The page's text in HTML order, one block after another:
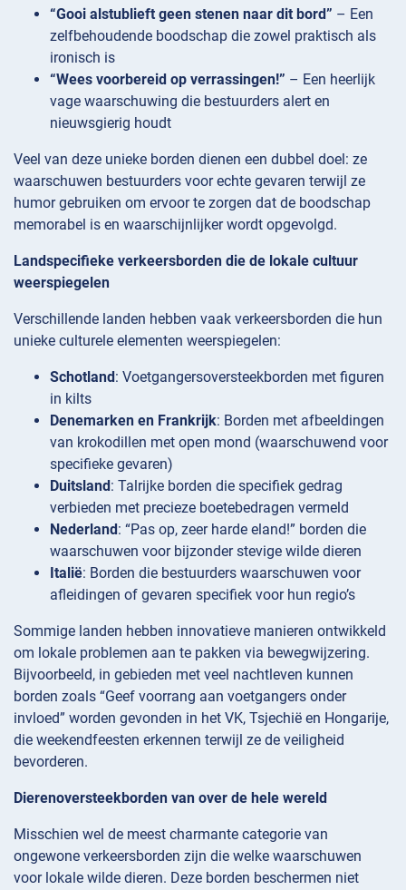
“Gooi alstublieft geen stenen naar dit bord” – Een
zelfbehoudende boodschap die zowel praktisch als
ironisch is
“Wees voorbereid op verrassingen!” – Een heerlijk
vage waarschuwing die bestuurders alert en
nieuwsgierig houdt
Veel van deze unieke borden dienen een dubbel doel: ze
waarschuwen bestuurders voor echte gevaren terwijl ze
humor gebruiken om ervoor te zorgen dat de boodschap
memorabel is en waarschijnlijker wordt opgevolgd.
Landspecifieke verkeersborden die de lokale cultuur
weerspiegelen
Verschillende landen hebben vaak verkeersborden die hun
unieke culturele elementen weerspiegelen:
Schotland : Voetgangersoversteekborden met figuren
in kilts
Denemarken en Frankrijk: Borden met afbeeldingen
van krokodillen met open mond (waarschuwend voor
specifieke gevaren)
Duitsland : Talrijke borden die specifiek gedrag
verbieden met precieze boetebedragen vermeld
Nederland : “Pas op, zeer harde eland!” borden die
waarschuwen voor bijzonder stevige wilde dieren
Italië: Borden die bestuurders waarschuwen voor
afleidingen of gevaren specifiek voor hun regio’s
Sommige landen hebben innovatieve manieren ontwikkeld
om lokale problemen aan te pakken via bewegwijzering.
Bijvoorbeeld, in gebieden met veel nachtleven kunnen
borden zoals “Geef voorrang aan voetgangers onder
invloed” worden gevonden in het VK, Tsjechië en Hongarije,
die weekendfeesten erkennen terwijl ze de veiligheid
bevorderen.
Dierenoversteekborden van over de hele wereld
Misschien wel de meest charmante categorie van
ongewone verkeersborden zijn die welke waarschuwen
voor lokale wilde dieren. Deze borden beschermen niet